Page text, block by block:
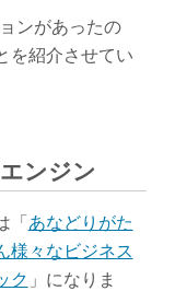
ンがあったの
を紹介させてい
ンジン
「 あなどりがた
様々なビジネス
ク 」になりま